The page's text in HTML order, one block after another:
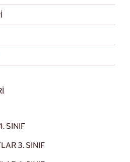
SINIF
3. SINIF